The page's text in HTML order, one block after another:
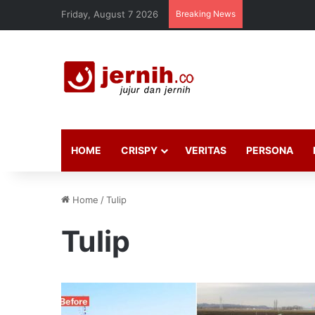
Friday, August 7 2026 Breaking News
HOME CRISPY VERITAS PERSONA
Home /Tulip
Tulip